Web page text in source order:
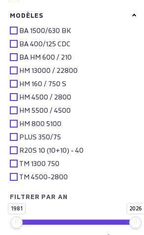
MODÈLES
BA 1500/630 BK
BA 400/125 CDC
BA HM 600 / 210
HM 13000 / 22800
HM 160 / 750 S
HM 4500 / 2800
HM 5500 / 4500
HM 800 5100
PLUS 350/75
R20S 10 (10+10) - 40
TM 1300 750
TM 4500-2800
FILTRER PAR AN
1981 2026